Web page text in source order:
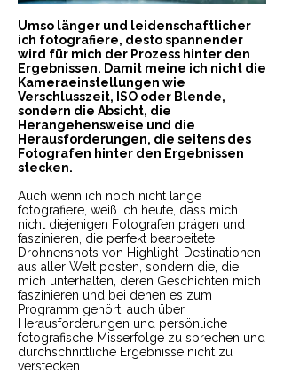
Umso länger und leidenschaftlicher
ich fotografiere, desto spannender
wird für mich der Prozess hinter den
Ergebnissen. Damit meine ich nicht die
Kameraeinstellungen wie
Verschlusszeit, ISO oder Blende,
sondern die Absicht, die
Herangehensweise und die
Herausforderungen, die seitens des
Fotografen hinter den Ergebnissen
stecken.
Auch wenn ich noch nicht lange
fotografiere, weiß ich heute, dass mich
nicht diejenigen Fotografen prägen und
faszinieren, die perfekt bearbeitete
Drohnenshots von Highlight-Destinationen
aus aller Welt posten, sondern die, die
mich unterhalten, deren Geschichten mich
faszinieren und bei denen es zum
Programm gehört, auch über
Herausforderungen und persönliche
fotografische Misserfolge zu sprechen und
durchschnittliche Ergebnisse nicht zu
verstecken.